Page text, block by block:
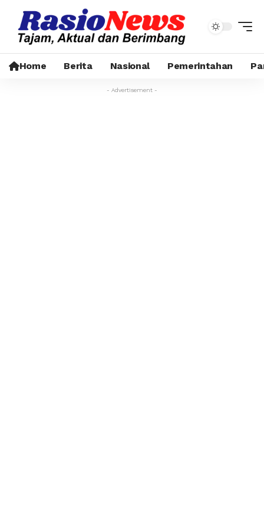
Home Berita Nasional Pemerintahan
- Advertisement -